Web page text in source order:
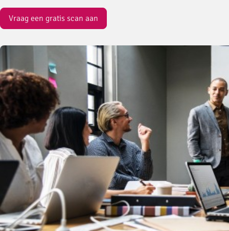
Vraag een gratis scan aan